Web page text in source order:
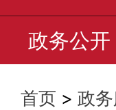
政务公开
首页 > 政